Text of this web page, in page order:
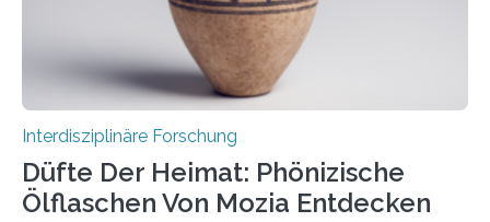
betrachtet sie dabei als „vielversprechende
Zukunftstechnologie, um Negativemissionen zu heben“.
Wissenschaftlerinnen…
Interdisziplinäre Forschung
Düfte Der Heimat: Phönizische
Ölflaschen Von Mozia Entdecken